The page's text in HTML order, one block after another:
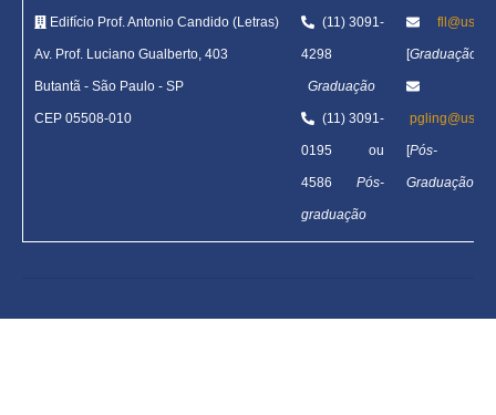
Edifício Prof. Antonio Candido (Letras)
Av. Prof. Luciano Gualberto, 403
Butantã - São Paulo - SP
CEP 05508-010
(11) 3091-
4298
Graduação
(11) 3091-
0195 ou
4586 Pós-
graduação
[Graduação
[Pós-
Graduação